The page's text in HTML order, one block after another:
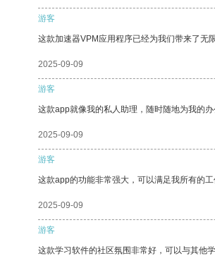
游客
这款加速器VPM应用程序已经为我们带来了无
2025-09-09
游客
这款app就像我的私人助理，随时随地为我的办
2025-09-09
游客
这款app的功能非常强大，可以满足我所有的
2025-09-09
游客
这款学习软件的社区氛围非常好，可以与其他